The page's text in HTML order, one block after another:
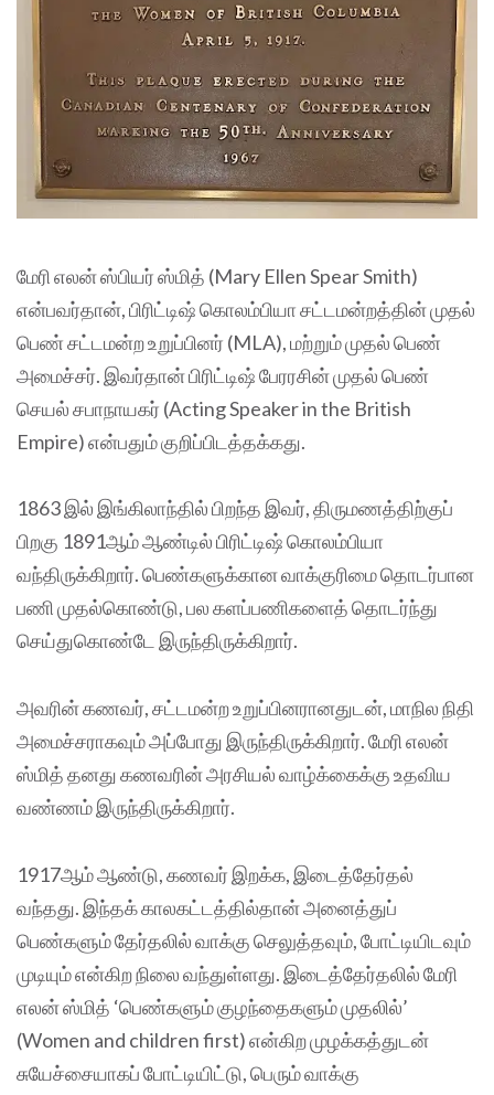
மேரி எலன் ஸ்பியர் ஸ்மித் (Mary Ellen Spear Smith)
என்பவர்தான், பிரிட்டிஷ் கொலம்பியா சட்டமன்றத்தின் முதல்
பெண் சட்டமன்ற உறுப்பினர் (MLA), மற்றும் முதல் பெண்
அமைச்சர். இவர்தான் பிரிட்டிஷ் பேரரசின் முதல் பெண்
செயல் சபாநாயகர் (Acting Speaker in the British
Empire) என்பதும் குறிப்பிடத்தக்கது.
1863 இல் இங்கிலாந்தில் பிறந்த இவர், திருமணத்திற்குப்
பிறகு 1891ஆம் ஆண்டில் பிரிட்டிஷ் கொலம்பியா
வந்திருக்கிறார். பெண்களுக்கான வாக்குரிமை தொடர்பான
பணி முதல்கொண்டு, பல களப்பணிகளைத் தொடர்ந்து
செய்துகொண்டே இருந்திருக்கிறார்.
அவரின் கணவர், சட்டமன்ற உறுப்பினரானதுடன், மாநில நிதி
அமைச்சராகவும் அப்போது இருந்திருக்கிறார். மேரி எலன்
ஸ்மித் தனது கணவரின் அரசியல் வாழ்க்கைக்கு உதவிய
வண்ணம் இருந்திருக்கிறார்.
1917ஆம் ஆண்டு, கணவர் இறக்க, இடைத்தேர்தல்
வந்தது. இந்தக் காலகட்டத்தில்தான் அனைத்துப்
பெண்களும் தேர்தலில் வாக்கு செலுத்தவும், போட்டியிடவும்
முடியும் என்கிற நிலை வந்துள்ளது. இடைத்தேர்தலில் மேரி
எலன் ஸ்மித் ‘பெண்களும் குழந்தைகளும் முதலில்’
(Women and children first) என்கிற முழக்கத்துடன்
சுயேச்சையாகப் போட்டியிட்டு, பெரும் வாக்கு